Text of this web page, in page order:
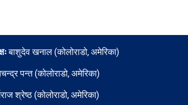
बाशुदेव खनाल (कोलोराडो, अमेरिका)
पन्त (कोलोराडो, अमेरिका)
श्रेष्ठ (कोलोराडो, अमेरिका)